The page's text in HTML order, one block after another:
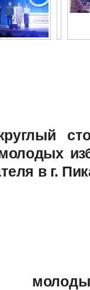
в г.